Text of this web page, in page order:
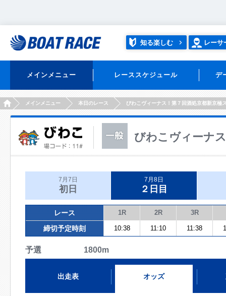
知る楽しむ レーサ
メインメニュー レーススケジュール デ
HOMEメインメニュー 本日のレース びわこヴィーナス！第７回酒処京都新京極
びわこヴィーナ
7月7日
初日
7月8日
２日目
レース 1R 2R 3R
締切予定時刻 10:38 11:10 11:38
予選 1800m
出走表 オッズ